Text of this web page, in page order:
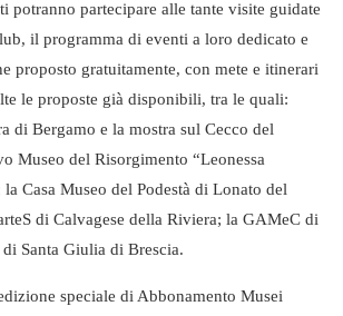
potranno partecipare alle tante visite guidate
il programma di eventi a loro dedicato e
proposto gratuitamente, con mete e itinerari
le proposte già disponibili, tra le quali:
di Bergamo e la mostra sul Cecco del
Museo del Risorgimento “Leonessa
Casa Museo del Podestà di Lonato del
di Calvagese della Riviera; la GAMeC di
Santa Giulia di Brescia.
speciale di Abbonamento Musei